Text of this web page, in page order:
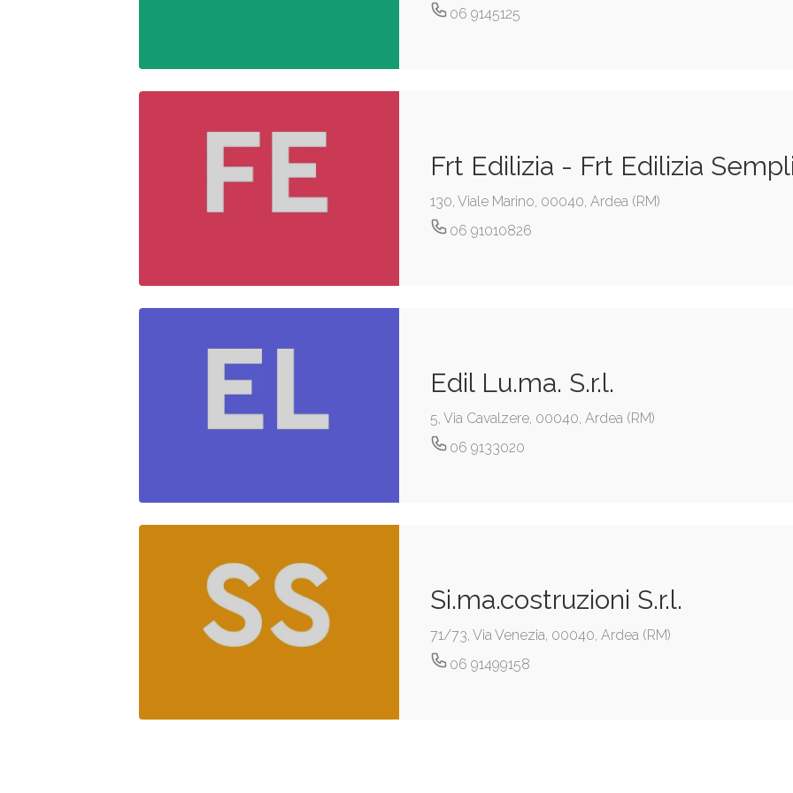
06 9145125
Frt Edilizia - Frt Edilizia
130, Viale Marino, 00040, Ardea (RM)
06 91010826
Edil Lu.ma. S.r.l.
5, Via Cavalzere, 00040, Ardea (RM)
06 9133020
Si.ma.costruzioni S.r.l.
71/73, Via Venezia, 00040, Ardea (RM)
06 91499158